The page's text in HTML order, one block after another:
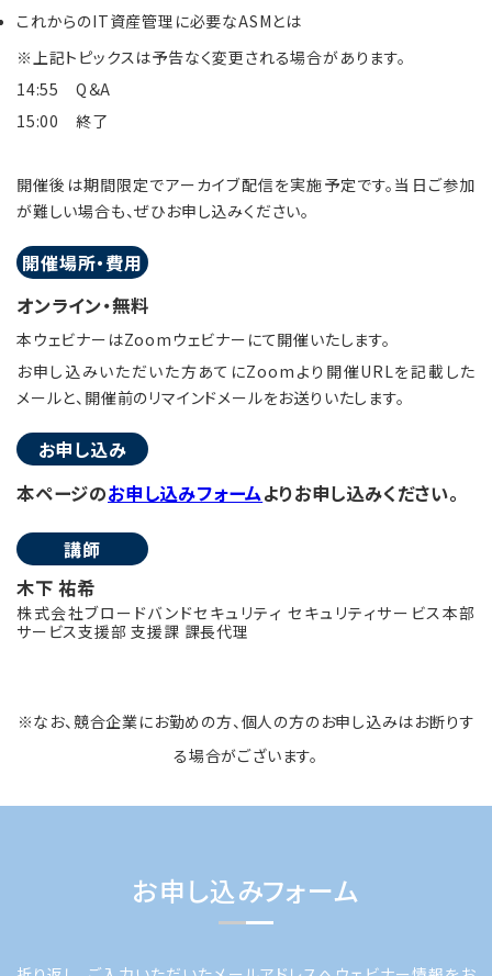
これからのIT資産管理に必要なASMとは
※上記トピックスは予告なく変更される場合があります。
14:55 Q＆A
15:00 終了
開催後は期間限定でアーカイブ配信を実施予定です。当日ご参加
が難しい場合も、ぜひお申し込みください。
開催場所・費用
オンライン・無料
本ウェビナーはZoomウェビナーにて開催いたします。
お申し込みいただいた方あてにZoomより開催URLを記載した
メールと、開催前のリマインドメールをお送りいたします。
お申し込み
本ページのお申し込みフォームよりお申し込みください。
講師
木下 祐希
株式会社ブロードバンドセキュリティ セキュリティサービス本部
サービス支援部 支援課 課長代理
※なお、競合企業にお勤めの方、個人の方のお申し込みはお断りす
る場合がございます。
お申し込みフォーム